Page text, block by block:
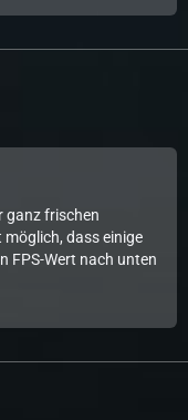
ganz frischen
dass einige
FPS-Wert nach unten